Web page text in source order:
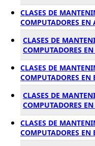
CLASES DE
COMPUTADORES
CLASES DE
COMPUTADORES
CLASES DE
COMPUTADORES
CLASES DE
COMPUTADORES
CLASES DE
COMPUTADORES